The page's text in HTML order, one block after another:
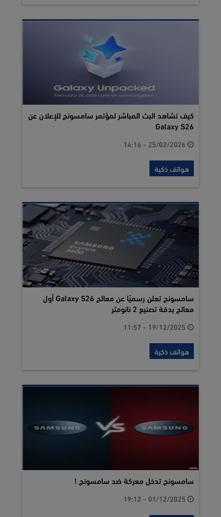
كيف تشاهد البث المباشر لمؤتمر سامسونج للإعلان عن
Galaxy S26
هواتف ذكية
سامسونج تعلن رسميًا عن معالج Galaxy S26 أول
معالج بدقة تصنيع 2 نانومتر
هواتف ذكية
سامسونج تدخل معركة ضد سامسونج !